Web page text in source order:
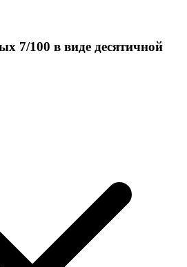
7/100 в виде десятичной